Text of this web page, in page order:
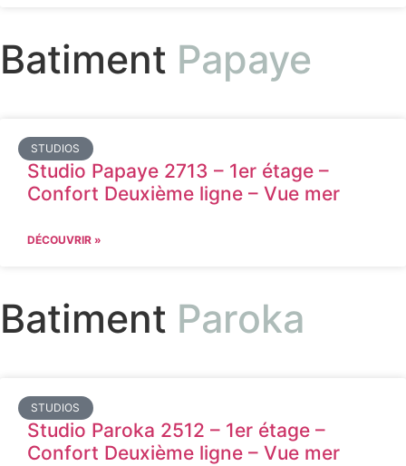
Batiment Papaye
STUDIOS
Studio Papaye 2713 – 1er étage –
Confort Deuxième ligne – Vue mer
DÉCOUVRIR »
Batiment Paroka
STUDIOS
Studio Paroka 2512 – 1er étage –
Confort Deuxième ligne – Vue mer